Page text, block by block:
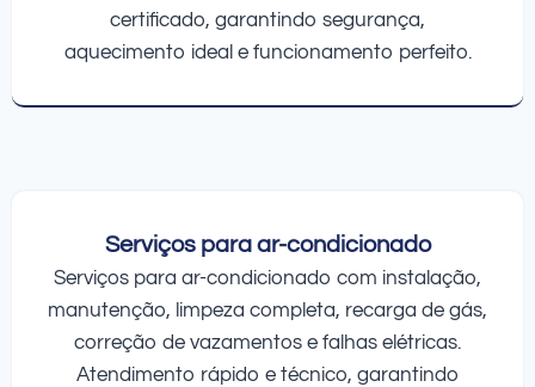
certificado, garantindo segurança,
aquecimento ideal e funcionamento perfeito.
Serviços para ar-condicionado
Serviços para ar-condicionado com instalação,
manutenção, limpeza completa, recarga de gás,
correção de vazamentos e falhas elétricas.
Atendimento rápido e técnico, garantindo